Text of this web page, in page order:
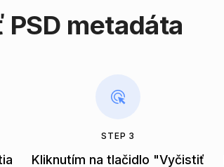
metadáta
STEP 3
Kliknutím na tlačidlo "Vyčistiť